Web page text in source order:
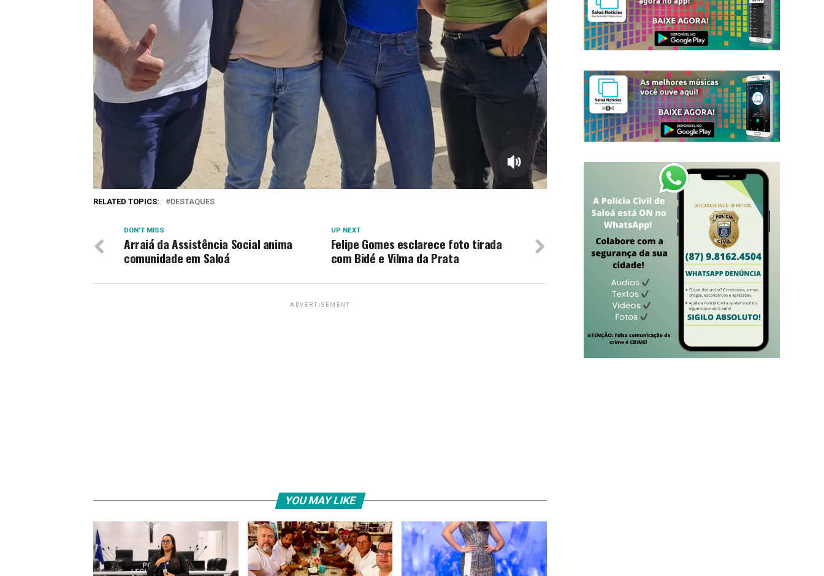
RELATED TOPICS: DESTAQUES
UP NEXT
Felipe Gomes esclarece foto tirada
com Bidé e Vilma da Prata
DON'T MISS
Arraiá da Assistência Social anima
comunidade em Saloá
ADVERTISEMENT
YOU MAY LIKE